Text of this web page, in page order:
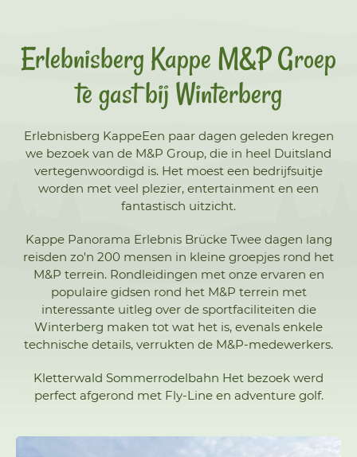
Erlebnisberg Kappe M&P Groep
te gast bij Winterberg
Erlebnisberg KappeEen paar dagen geleden kregen
we bezoek van de M&P Group, die in heel Duitsland
vertegenwoordigd is. Het moest een bedrijfsuitje
worden met veel plezier, entertainment en een
fantastisch uitzicht.
Kappe Panorama Erlebnis Brücke Twee dagen lang
reisden zo'n 200 mensen in kleine groepjes rond het
M&P terrein. Rondleidingen met onze ervaren en
populaire gidsen rond het M&P terrein met
interessante uitleg over de sportfaciliteiten die
Winterberg maken tot wat het is, evenals enkele
technische details, verrukten de M&P-medewerkers.
Kletterwald Sommerrodelbahn Het bezoek werd
perfect afgerond met Fly-Line en adventure golf.